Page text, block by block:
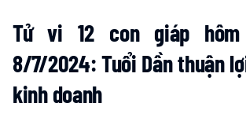
Tử vi 12 con giáp
8/7/2024: Tuổi Dần thuận
kinh doanh